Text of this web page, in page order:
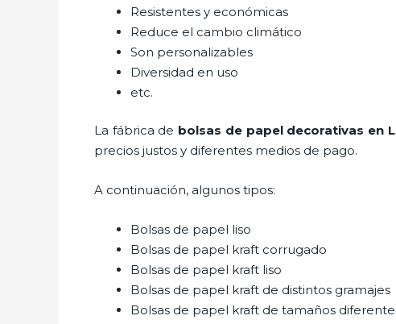
Resistentes y económicas
Reduce el cambio climático
Son personalizables
Diversidad en uso
etc.
La fábrica de bolsas de papel decorativas en
precios justos y diferentes medios de pago.
A continuación, algunos tipos:
Bolsas de papel liso
Bolsas de papel kraft corrugado
Bolsas de papel kraft liso
Bolsas de papel kraft de distintos gramajes
Bolsas de papel kraft de tamaños